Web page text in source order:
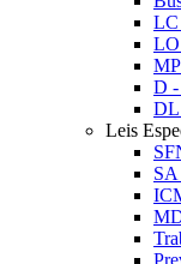
LC
LO
D -
DL
Leis